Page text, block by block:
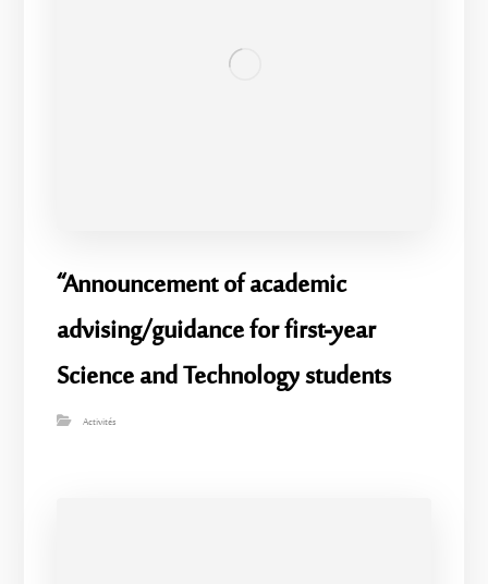
“Announcement of academic
advising/guidance for first-year
Science and Technology students
Activités